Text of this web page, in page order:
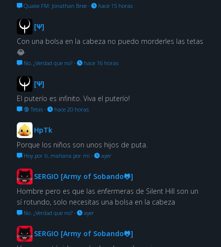
Quake FM: Jonathan Bree· hace 15 horas
[Ψ]
Con una bolsa en la cabeza no puedo morderles las tetas
😂
No. ¿Verdad que no?· hace 16 horas
[Ψ]
El puterío es infinito. Viva el puterío!
🔞 Tetas· hace 20 horas
HpTk
Porque los niños son unos hijos de puta.
Hoy por ti, mañana por mí· ayer
SERGIO [Army of Sobando🐸]
Hombre pero es que las enfermeras de Silent Hill son un
sí rotundo, solo necesitas una bolsa en la cabeza
No. ¿Verdad que no?· ayer
SERGIO [Army of Sobando🐸]